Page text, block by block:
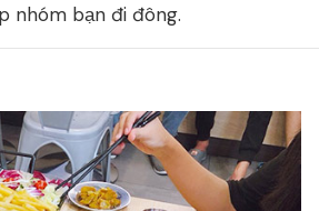
nhóm bạn đi đông.